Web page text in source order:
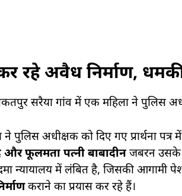
रहे अवैध निर्माण,
सरैया गांव में एक महिला ने पुलिस
पुलिस अधीक्षक को दिए गए प्रार्थना पत्र
और फूलमता पत्नी बाबादीनजबरन उसके
न्यायालय में लंबित है, जिसकी आगामी
कराने का प्रयास कर रहे हैं।